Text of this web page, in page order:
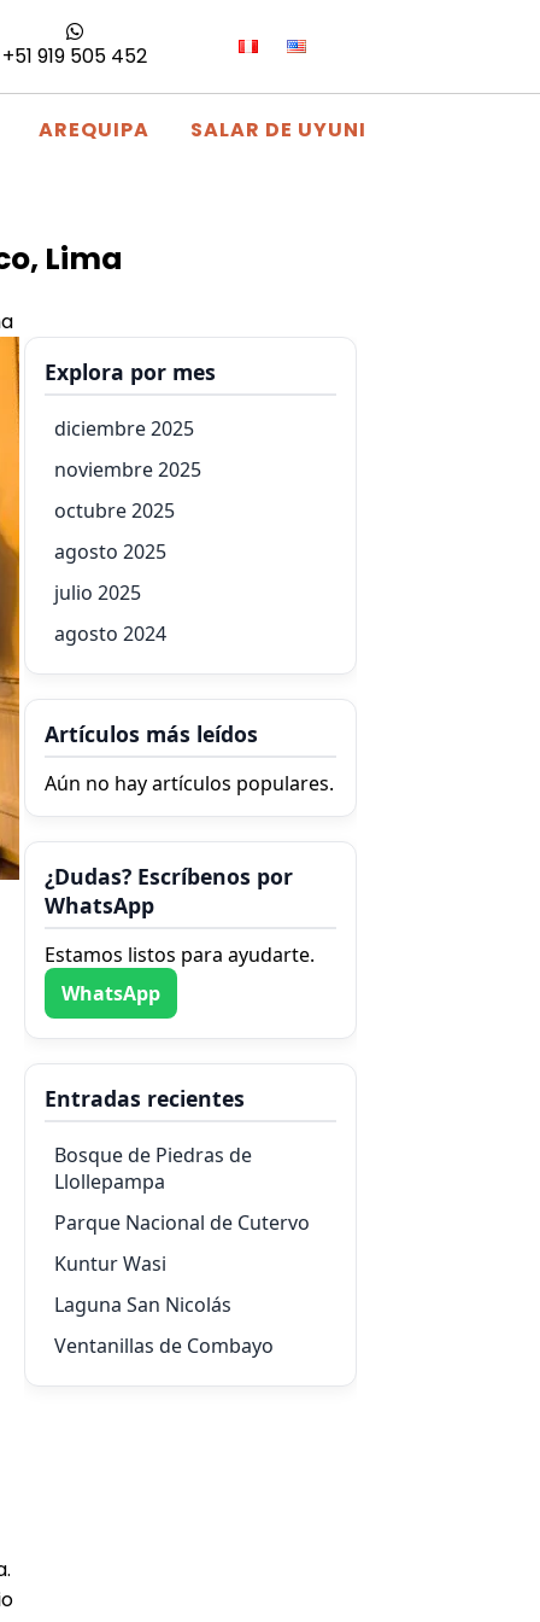
+51 919 505 452
AREQUIPA SALAR DE UYUNI
Lima
Explora por mes
diciembre 2025
noviembre 2025
octubre 2025
agosto 2025
julio 2025
agosto 2024
Artículos más leídos
Aún no hay artículos populares.
¿Dudas? Escríbenos por
WhatsApp
Estamos listos para ayudarte.
WhatsApp
Entradas recientes
Bosque de Piedras de
Llollepampa
Parque Nacional de Cutervo
Kuntur Wasi
Laguna San Nicolás
Ventanillas de Combayo